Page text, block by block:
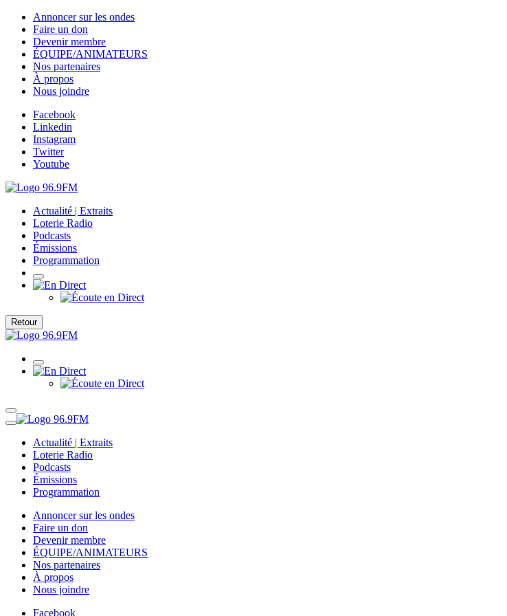
Annoncer sur les ondes
Faire un don
Devenir membre
ÉQUIPE/ANIMATEURS
Nos partenaires
À propos
Nous joindre
Facebook
Linkedin
Instagram
Twitter
Youtube
Actualité | Extraits
Loterie Radio
Podcasts
Émissions
Programmation
Retour
Actualité | Extraits
Loterie Radio
Podcasts
Émissions
Programmation
Annoncer sur les ondes
Faire un don
Devenir membre
ÉQUIPE/ANIMATEURS
Nos partenaires
À propos
Nous joindre
Facebook